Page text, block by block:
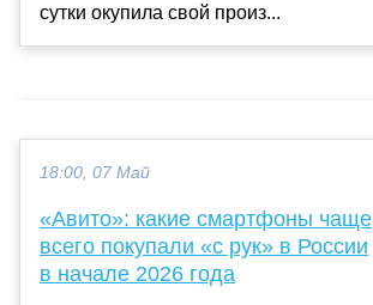
сутки окупила свой произ...
18:00, 07 Май
«Авито»: какие смартфоны чаще
всего покупали «с рук» в России
в начале 2026 года